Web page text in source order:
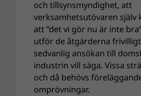
och tillsynsmyndighet, att
verksamhetsutövaren själv
att ”det vi gör nu är inte
utför de åtgärderna
sedvanlig ansökan till
industrin vill säga. Vissa
och då behövs
omprövningar.